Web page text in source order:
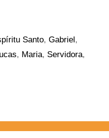
Santo,Gabriel,
, Maria, Servidora,